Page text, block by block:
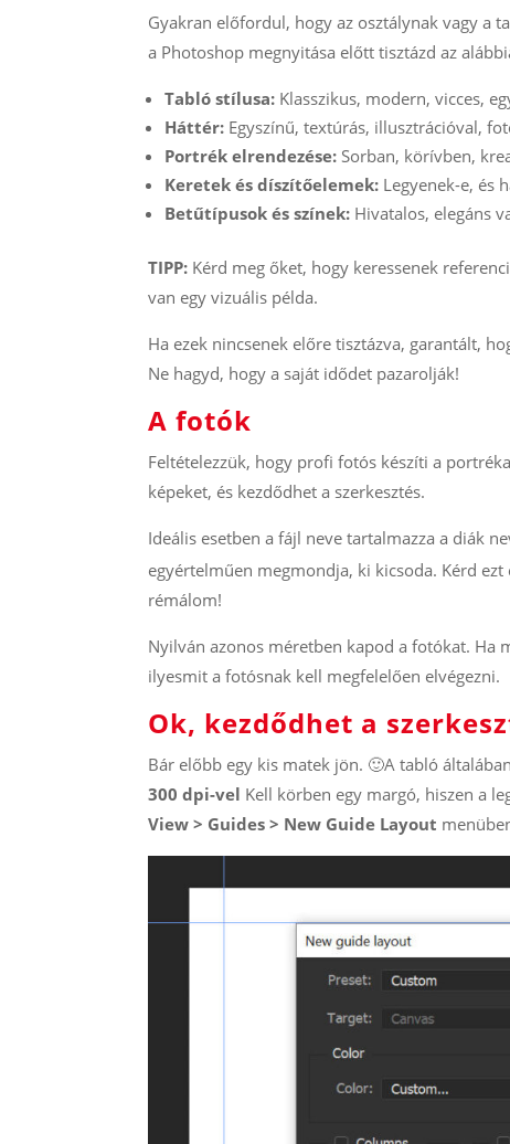
Gyakran előfordul, hogy az osztálynak vagy a
a Photoshop megnyitása előtt tisztázd az
Tabló stílusa: Klasszikus, modern, vicces,
Háttér: Egyszínű, textúrás, illusztrációval,
Portrék elrendezése: Sorban, körívben,
Keretek és díszítőelemek: Legyenek-e, és
Betűtípusok és színek: Hivatalos, elegáns
TIPP: Kérd meg őket, hogy keressenek
van egy vizuális példa.
Ha ezek nincsenek előre tisztázva, garantált,
Ne hagyd, hogy a saját idődet pazarolják!
A fotók
Feltételezzük, hogy profi fotós készíti a
képeket, és kezdődhet a szerkesztés.
Ideális esetben a fájl neve tartalmazza a diák
egyértelműen megmondja, ki kicsoda. Kérd
rémálom!
Nyilván azonos méretben kapod a fotókat. Ha
ilyesmit a fotósnak kell megfelelően elvégezni.
Ok, kezdődhet a
Bár előbb egy kis matek jön. 🙂A tabló
300 dpi-vel Kell körben egy margó, hiszen a
View > Guides > New Guide Layout